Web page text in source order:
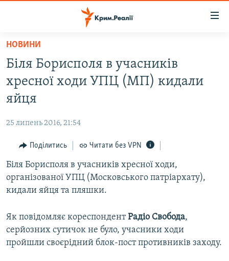
Перейти
основного
матеріалу
Перейти
до
основної
Перейти
пошуку
ВОДА.КРИМ
ВІДЕО ТА ФОТО
БЛОГИ
ПОГЛЯД
ІНТЕРВ'Ю
ВСЕ ЗА ДЕНЬ
ДЕПОРТАЦІЯ
ВІДЕОУРОКИ «ELIFBE»
ЯК ОБІЙТИ БЛОКУВАННЯ
Русский
НОВИНИ
Біля Борисполя в учасників
хресної ходи УПЦ (МП) кидали
яйця
25 липень 2016, 21:54
Поділитись Читати без VPN
Біля Борисполя в учасників хресної ходи,
організованої УПЦ (Московського патріархату),
кидали яйця та пляшки.
Як повідомляє кореспондентРадіо Свобода,
серйозних сутичок не було, учасники ходи
пройшли своєрідний блок-пост противників заходу.